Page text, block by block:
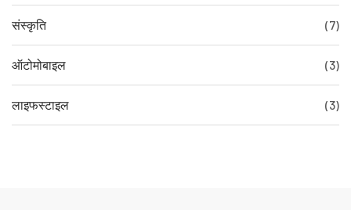
संस्कृति (7)
ऑटोमोबाइल (3)
लाइफस्टाइल (3)